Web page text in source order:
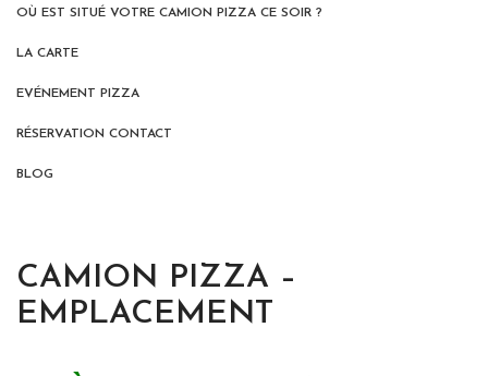
OÙ EST SITUÉ VOTRE CAMION PIZZA CE SOIR ?
LA CARTE
EVÉNEMENT PIZZA
RÉSERVATION CONTACT
BLOG
CAMION PIZZA –
EMPLACEMENT